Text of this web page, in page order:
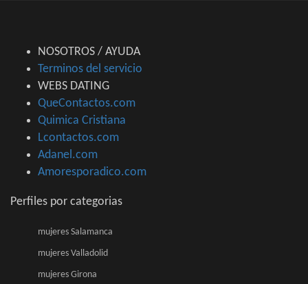
NOSOTROS / AYUDA
Terminos del servicio
WEBS DATING
QueContactos.com
Quimica Cristiana
Lcontactos.com
Adanel.com
Amoresporadico.com
Perfiles por categorias
mujeres Salamanca
mujeres Valladolid
mujeres Girona